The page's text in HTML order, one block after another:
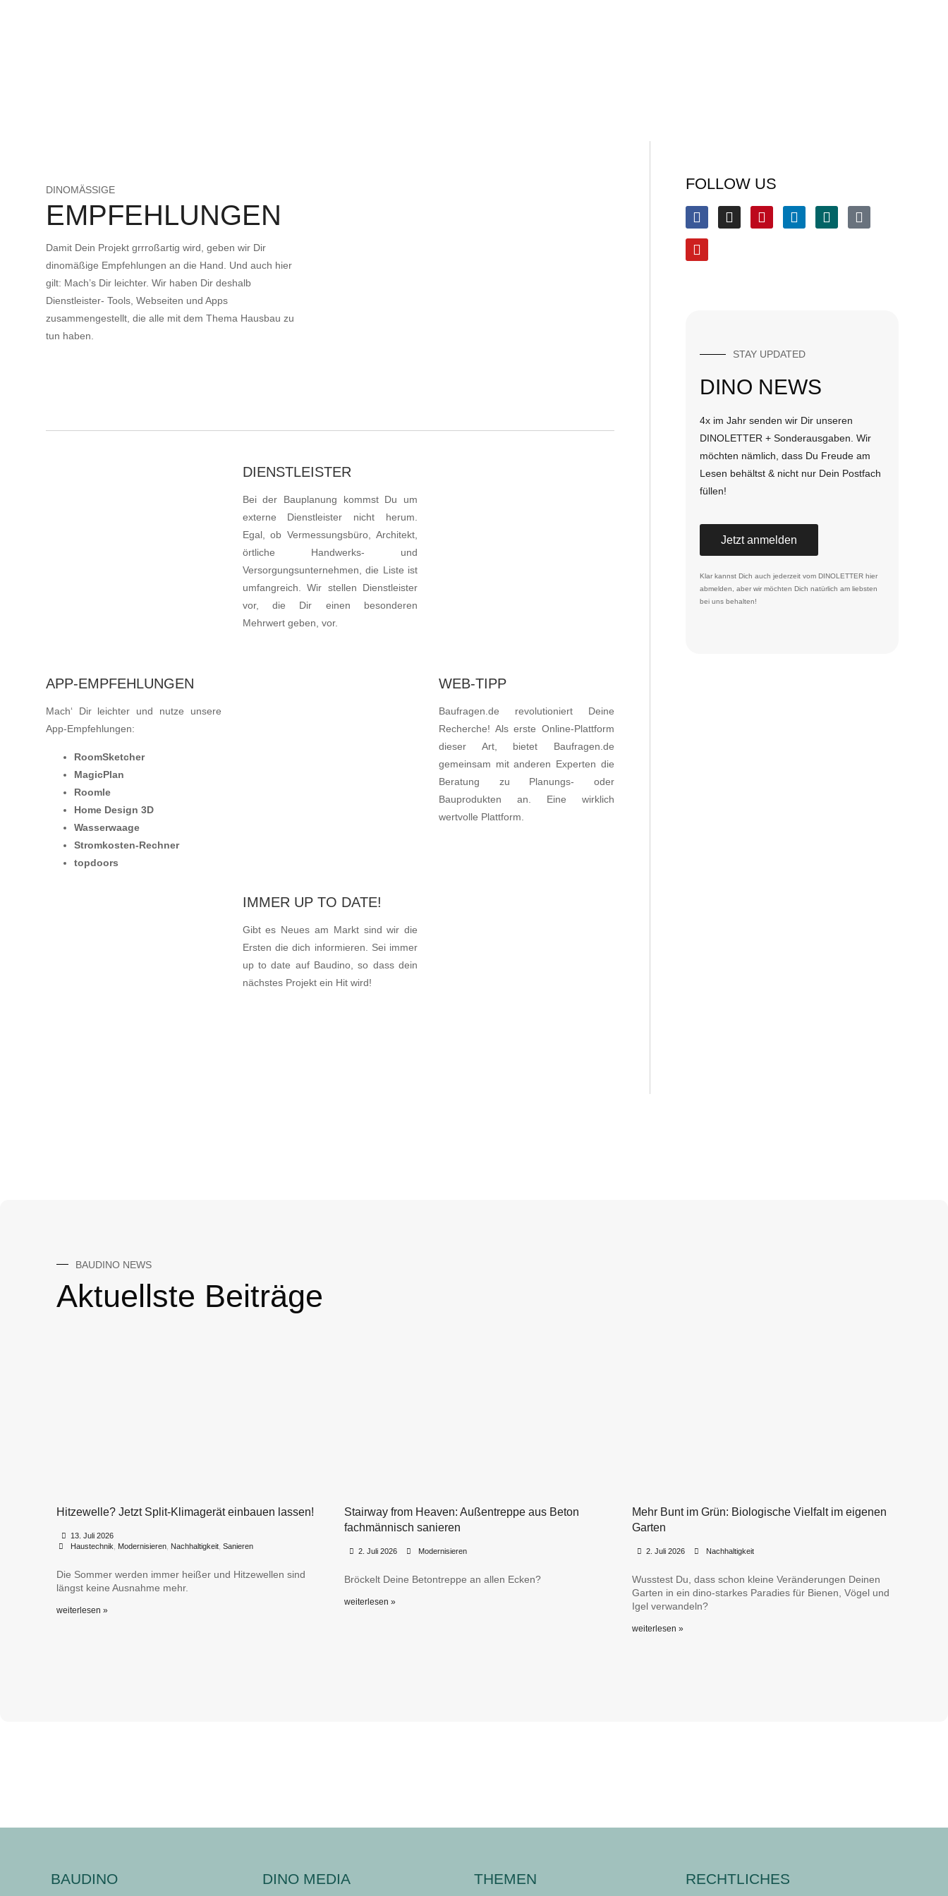
DINOMÄSSIGE
EMPFEHLUNGEN
Damit Dein Projekt grrroßartig wird, geben wir Dir
dinomäßige Empfehlungen an die Hand. Und auch hier
gilt: Mach’s Dir leichter. Wir haben Dir deshalb
Dienstleister- Tools, Webseiten und Apps
zusammengestellt, die alle mit dem Thema Hausbau zu
tun haben.
DIENSTLEISTER
Bei der Bauplanung kommst Du um
externe Dienstleister nicht herum.
Egal, ob Vermessungsbüro, Architekt,
örtliche Handwerks- und
Versorgungsunternehmen, die Liste ist
umfangreich. Wir stellen Dienstleister
vor, die Dir einen besonderen
Mehrwert geben, vor.
APP-EMPFEHLUNGEN
Mach‘ Dir leichter und nutze unsere
App-Empfehlungen:
RoomSketcher
MagicPlan
Roomle
Home Design 3D
Wasserwaage
Stromkosten-Rechner
topdoors
WEB-TIPP
Baufragen.de revolutioniert Deine
Recherche! Als erste Online-Plattform
dieser Art, bietet Baufragen.de
gemeinsam mit anderen Experten die
Beratung zu Planungs- oder
Bauprodukten an. Eine wirklich
wertvolle Plattform.
IMMER UP TO DATE!
Gibt es Neues am Markt sind wir die
Ersten die dich informieren. Sei immer
up to date auf Baudino, so dass dein
nächstes Projekt ein Hit wird!
FOLLOW US
STAY UPDATED
DINO NEWS
4x im Jahr senden wir Dir unseren
DINOLETTER + Sonderausgaben. Wir
möchten nämlich, dass Du Freude am
Lesen behältst & nicht nur Dein Postfach
füllen!
Jetzt anmelden
Klar kannst Dich auch jederzeit vom DINOLETTER hier
abmelden, aber wir möchten Dich natürlich am liebsten
bei uns behalten!
BAUDINO NEWS
Aktuellste Beiträge
Hitzewelle? Jetzt Split-Klimagerät einbauen lassen!
13. Juli 2026
Haustechnik Modernisieren, Nachhaltigkeit, Sanieren
Die Sommer werden immer heißer und Hitzewellen sind
längst keine Ausnahme mehr.
weiterlesen »
Stairway from Heaven: Außentreppe aus Beton
fachmännisch sanieren
2. Juli 2026 Modernisieren
Bröckelt Deine Betontreppe an allen Ecken?
weiterlesen »
Mehr Bunt im Grün: Biologische Vielfalt im eigenen
Garten
2. Juli 2026 Nachhaltigkeit
Wusstest Du, dass schon kleine Veränderungen Deinen
Garten in ein dino-starkes Paradies für Bienen, Vögel und
Igel verwandeln?
weiterlesen »
BAUDINO DINO MEDIA THEMEN RECHTLICHES